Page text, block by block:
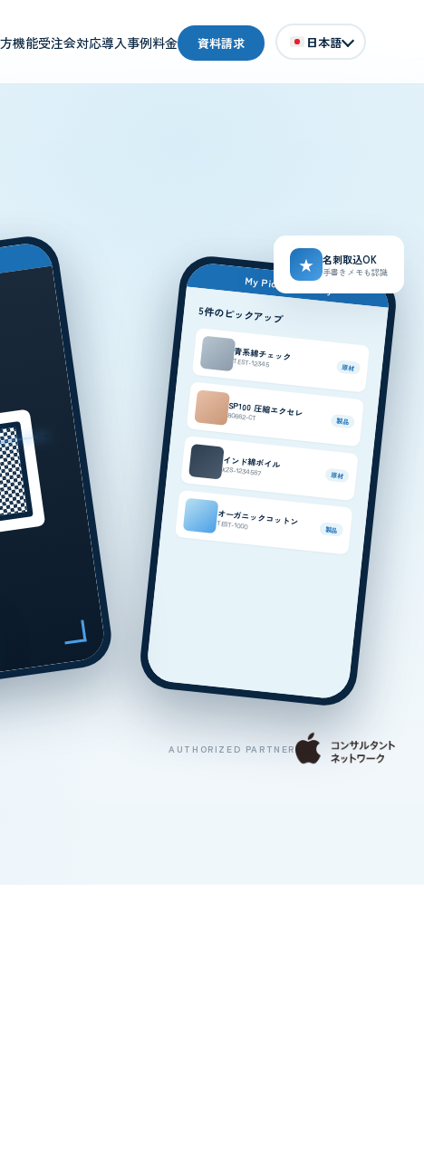
機能受注会対応導入事例料金 資料請求 日本語
My Pickup History
5件のピックアップ
青系綿チェック
TEST-12345 原材
SP100 圧縮エクセレ
80662-CT 製品
インド綿ボイル
KZS-1234567 原材
オーガニックコットン
TEST-1000 製品
★ 名刺取込OK
手書きメモも認識
AUTHORIZED PARTNER